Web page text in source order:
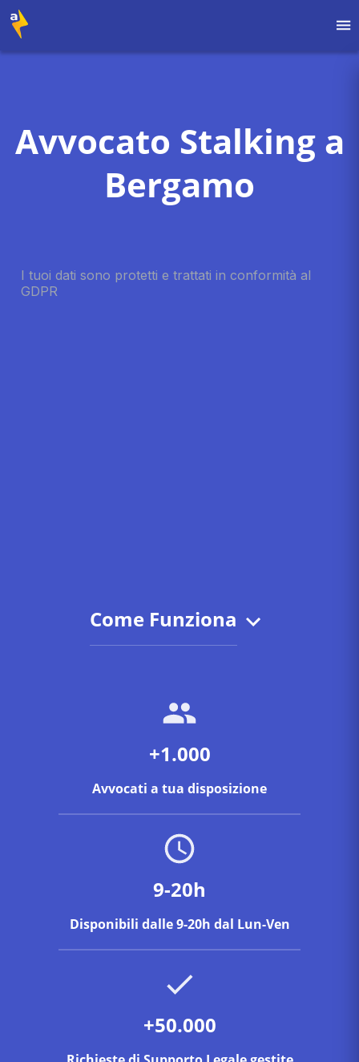
Avvocato Stalking a
Bergamo
Come Funziona
+1.000
Avvocati a tua disposizione
9-20h
Disponibili dalle 9-20h dal Lun-Ven
+50.000